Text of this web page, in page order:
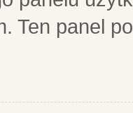
Ten panel